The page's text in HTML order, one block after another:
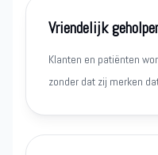
Vriendelijk
Klanten en patiënten
zonder dat zij merken